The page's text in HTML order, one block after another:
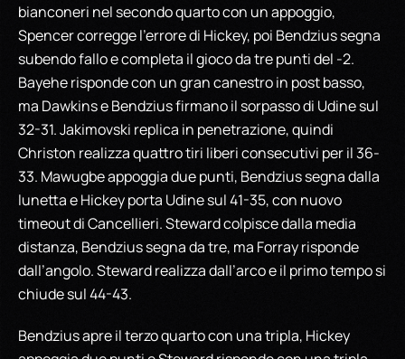
bianconeri nel secondo quarto con un appoggio,
Spencer corregge l’errore di Hickey, poi Bendzius segna
subendo fallo e completa il gioco da tre punti del -2.
Bayehe risponde con un gran canestro in post basso,
ma Dawkins e Bendzius firmano il sorpasso di Udine sul
32-31. Jakimovski replica in penetrazione, quindi
Christon realizza quattro tiri liberi consecutivi per il 36-
33. Mawugbe appoggia due punti, Bendzius segna dalla
lunetta e Hickey porta Udine sul 41-35, con nuovo
timeout di Cancellieri. Steward colpisce dalla media
distanza, Bendzius segna da tre, ma Forray risponde
dall’angolo. Steward realizza dall’arco e il primo tempo si
chiude sul 44-43.
Bendzius apre il terzo quarto con una tripla, Hickey